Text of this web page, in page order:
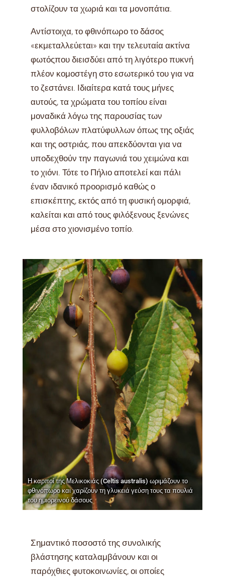
στολίζουν τα χωριά και τα μονοπάτια.
Αντίστοιχα, το φθινόπωρο το δάσος
«εκμεταλλεύεται» και την τελευταία ακτίνα
φωτόςπου διεισδύει από τη λιγότερο πυκνή
πλέον κομοστέγη στο εσωτερικό του για να
το ζεστάνει. Ιδιαίτερα κατά τους μήνες
αυτούς, τα χρώματα του τοπίου είναι
μοναδικά λόγω της παρουσίας των
φυλλοβόλων πλατύφυλλων όπως της οξιάς
και της οστριάς, που απεκδύονται για να
υποδεχθούν την παγωνιά του χειμώνα και
το χιόνι. Τότε το Πήλιο αποτελεί και πάλι
έναν ιδανικό προορισμό καθώς ο
επισκέπτης, εκτός από τη φυσική ομορφιά,
καλείται και από τους φιλόξενους ξενώνες
μέσα στο χιονισμένο τοπίο.
Η καρποί της Μελικοκιάς (Celtis australis) ωριμάζουν το
φθινόπωρο και χαρίζουν τη γλυκειά γεύση τους τα πουλιά
του ημιορεινού δάσους
Σημαντικό ποσοστό της συνολικής
βλάστησης καταλαμβάνουν και οι
παρόχθιες φυτοκοινωνίες, οι οποίες